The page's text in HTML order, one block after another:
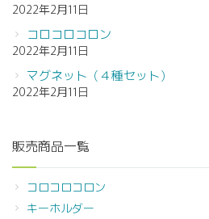
2022年2月11日
コロコロコロン
2022年2月11日
マグネット（４種セット）
2022年2月11日
販売商品一覧
コロコロコロン
キーホルダー